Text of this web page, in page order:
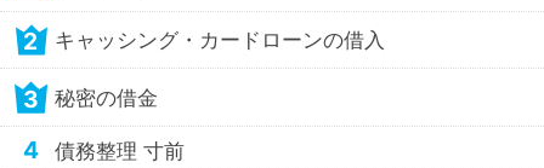
2 キャッシング・カードローンの借入
3 秘密の借金
4 債務整理 寸前